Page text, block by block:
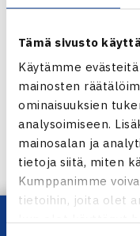
Tämä sivusto
Käytämme
mainosten
ominaisuuksien
analysoimiseen.
mainosalan ja
tietoja siitä, miten
Kumppanimme
tietoihin, joita olet
11.-18.6.2011 Nastola
Loppuottelutulokset
P16
2p Robin Lang Saksa
4p Leo Haapasalo/
Kaverinen/Karl Kiur
T16
2p Anna Sokiran
63 36 64